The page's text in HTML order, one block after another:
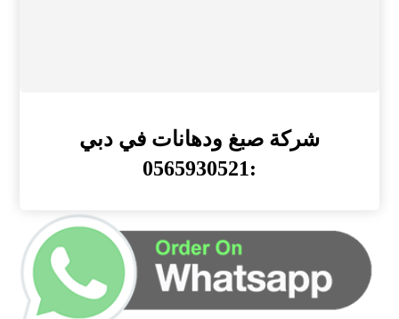
شركة صبغ ودهانات في دبي
:0565930521